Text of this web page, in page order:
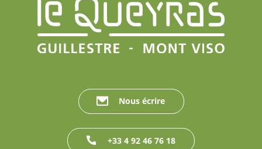
Nous écrire
+33 4 92 46 76 18